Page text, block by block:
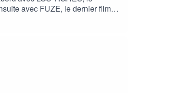
avec FUZE, le dernier film